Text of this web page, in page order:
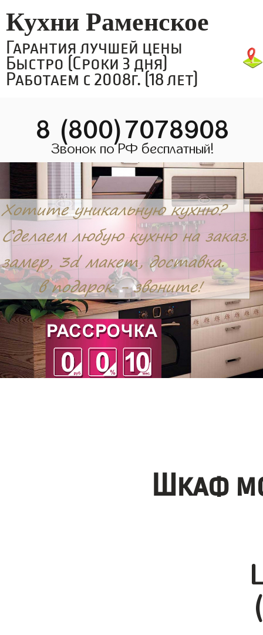
Кухни Раменское
Гарантия лучшей цены
Быстро (Сроки 3 дня)
Работаем с 2008г. (18 лет)
8 (800)7078908
Звонок по РФ бесплатный!
Шкаф